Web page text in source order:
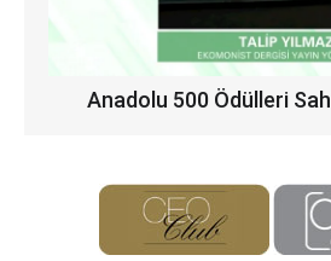
Anadolu 500 Ödülleri